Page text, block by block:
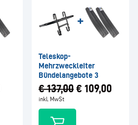
Teleskop-
Mehrzweckleiter
Bündelangebote 3
€137,00 € 109,00
inkl. MwSt